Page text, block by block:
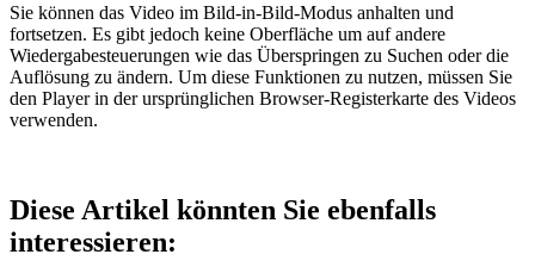
Sie können das Video im Bild-in-Bild-Modus anhalten und
fortsetzen. Es gibt jedoch keine Oberfläche um auf andere
Wiedergabesteuerungen wie das Überspringen zu Suchen oder die
Auflösung zu ändern. Um diese Funktionen zu nutzen, müssen Sie
den Player in der ursprünglichen Browser-Registerkarte des Videos
verwenden.
Diese Artikel könnten Sie ebenfalls
interessieren: